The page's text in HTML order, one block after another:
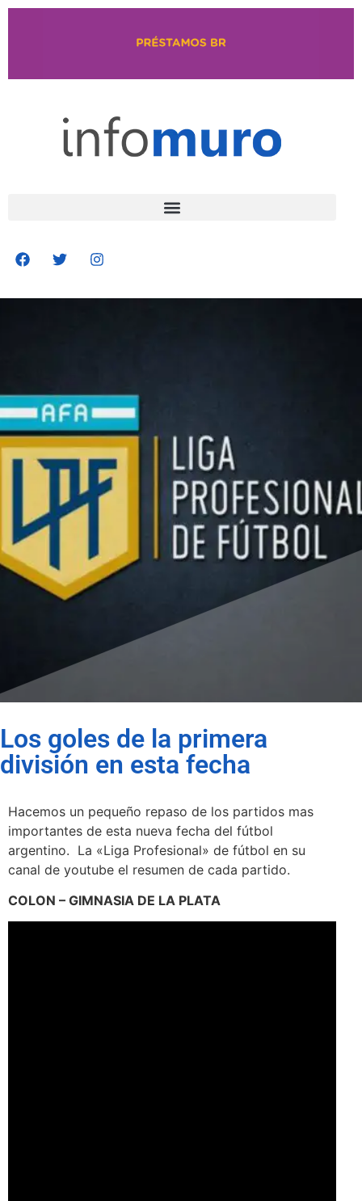
Los goles de la primera
división en esta fecha
Hacemos un pequeño repaso de los partidos mas
importantes de esta nueva fecha del fútbol
argentino. La «Liga Profesional» de fútbol en su
canal de youtube el resumen de cada partido.
COLON – GIMNASIA DE LA PLATA